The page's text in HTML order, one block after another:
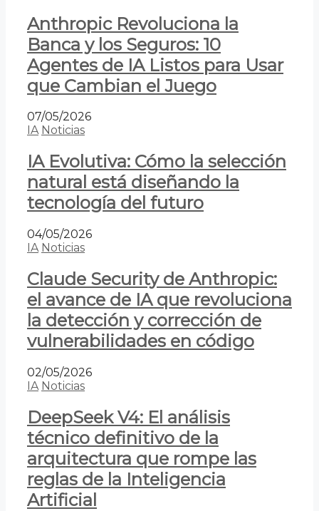
Anthropic Revoluciona la
Banca y los Seguros: 10
Agentes de IA Listos para Usar
que Cambian el Juego
07/05/2026
IA Noticias
IA Evolutiva: Cómo la selección
natural está diseñando la
tecnología del futuro
04/05/2026
IA Noticias
Claude Security de Anthropic:
el avance de IA que revoluciona
la detección y corrección de
vulnerabilidades en código
02/05/2026
IA Noticias
DeepSeek V4: El análisis
técnico definitivo de la
arquitectura que rompe las
reglas de la Inteligencia
Artificial